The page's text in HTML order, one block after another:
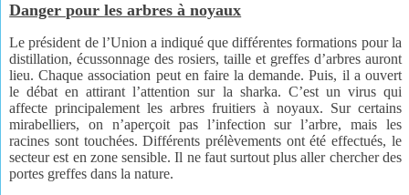
Danger pour les arbres à noyaux
Le président de l’Union a indiqué que différentes formations pour la
distillation, écussonnage des rosiers, taille et greffes d’arbres auront
lieu. Chaque association peut en faire la demande. Puis, il a ouvert
le débat en attirant l’attention sur la sharka. C’est un virus qui
affecte principalement les arbres fruitiers à noyaux. Sur certains
mirabelliers, on n’aperçoit pas l’infection sur l’arbre, mais les
racines sont touchées. Différents prélèvements ont été effectués, le
secteur est en zone sensible. Il ne faut surtout plus aller chercher des
portes greffes dans la nature.